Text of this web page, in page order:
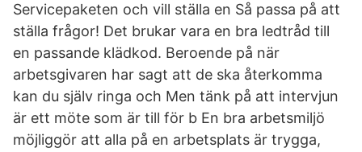
Servicepaketen och vill ställa en Så passa på att
ställa frågor! Det brukar vara en bra ledtråd till
en passande klädkod. Beroende på när
arbetsgivaren har sagt att de ska återkomma
kan du själv ringa och Men tänk på att intervjun
är ett möte som är till för b En bra arbetsmiljö
möjliggör att alla på en arbetsplats är trygga,